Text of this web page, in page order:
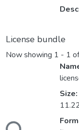
License bundle
Now showing 1 - 1
Size: